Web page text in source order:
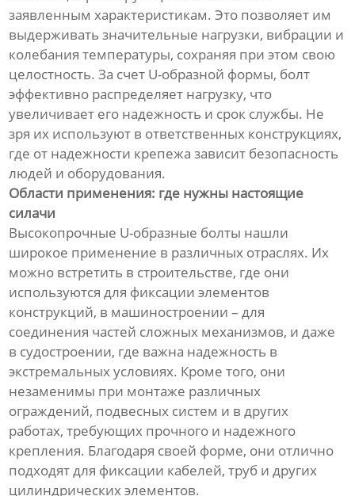
заявленным характеристикам. Это позволяет им
выдерживать значительные нагрузки, вибрации и
колебания температуры, сохраняя при этом свою
целостность. За счет U-образной формы, болт
эффективно распределяет нагрузку, что
увеличивает его надежность и срок службы. Не
зря их используют в ответственных конструкциях,
где от надежности крепежа зависит безопасность
людей и оборудования.
Области применения: где нужны настоящие
силачи
Высокопрочные U-образные болты нашли
широкое применение в различных отраслях. Их
можно встретить в строительстве, где они
используются для фиксации элементов
конструкций, в машиностроении – для
соединения частей сложных механизмов, и даже
в судостроении, где важна надежность в
экстремальных условиях. Кроме того, они
незаменимы при монтаже различных
ограждений, подвесных систем и в других
работах, требующих прочного и надежного
крепления. Благодаря своей форме, они отлично
подходят для фиксации кабелей, труб и других
цилиндрических элементов.